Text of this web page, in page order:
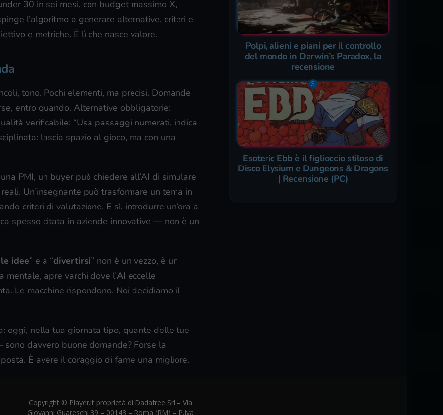
30 in sei mesi, con budget massimo X,
l’algoritmo a generare alternative, criteri e
e metriche. È lì che nasce valore.
tono. Pochi elementi, ma precisi. Domande
entro quando. Alternative obbligatorie:
verificabile: “Usa passaggi numerati, indica
lascia spazio al gioco, ma con una
PMI, un buyer può chiedere all’AI di simulare
Un’insegnante può trasformare un tema in
criteri di valutazione. E sì, introdurre un’ora a
spesso citata in aziende innovative — non è un
idee” e a “divertirsi” non è un vezzo, è un
mentale, apre varchi dove l’AI eccelle
Le macchine rispondono. Noi decidiamo il
oggi, nella tua giornata tipo, quante delle tue
davvero buone domande? Forse la
È avere il coraggio di farne una migliore.
Polpi, alieni e piani per il controllo
del mondo in Darwin’s Paradox, la
recensione
Esoteric Ebb è il figlioccio stiloso di
Disco Elysium e Dungeons & Dragons
| Recensione (PC)
Copyright © Player.it proprietà di Dadafree Srl – Via
Giovanni Guareschi 39 – 00143 – Roma (RM) – P.Iva